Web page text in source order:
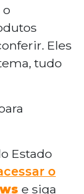
Eles
tudo
Estado
o
e siga